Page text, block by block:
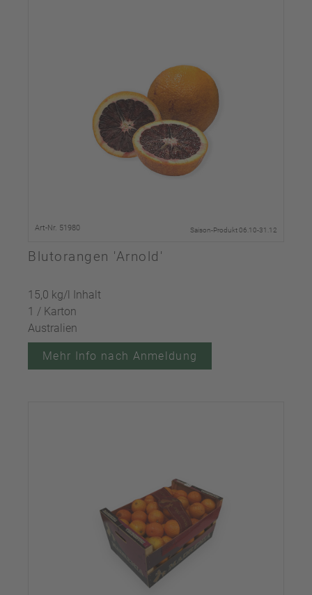
Art-Nr. 51980 Saison-Produkt 06.10-31.12
Blutorangen 'Arnold'
15,0 kg/l Inhalt
1 / Karton
Australien
Mehr Info nach Anmeldung